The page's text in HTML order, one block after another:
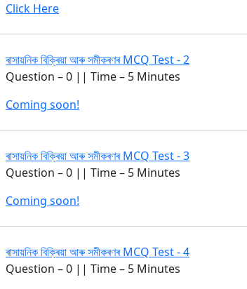
Click Here
ৰাসায়নিক বিক্ৰিয়া আৰু সমীকৰণৰ MCQ Test - 2
Question – 0 || Time – 5 Minutes
Coming soon!
ৰাসায়নিক বিক্ৰিয়া আৰু সমীকৰণৰ MCQ Test - 3
Question – 0 || Time – 5 Minutes
Coming soon!
ৰাসায়নিক বিক্ৰিয়া আৰু সমীকৰণৰ MCQ Test - 4
Question – 0 || Time – 5 Minutes